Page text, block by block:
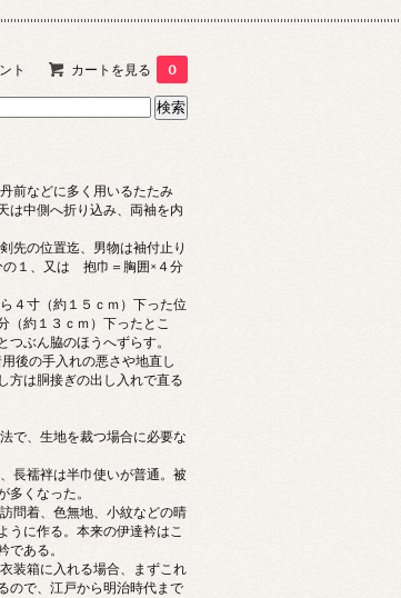
ト カートを見る 0
前などに多く用いるたたみ
は中側へ折り込み、両袖を内
先の位置迄、男物は袖付止り
の１、又は 抱巾＝胸囲×４分
４寸（約１５ｃｍ）下った位
（約１３ｃｍ）下ったとこ
ぶん脇のほうへずらす。
後の手入れの悪さや地直し
方は胴接ぎの出し入れで直る
で、生地を裁つ場合に必要な
長襦袢は半巾使いが普通。被
くなった。
問着、色無地、小紋などの晴
うに作る。本来の伊達衿はこ
ある。
装箱に入れる場合、まずこれ
ので、江戸から明治時代まで